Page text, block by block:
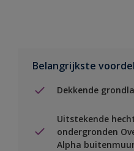
Belangrijkste
Dekkende
Uitstekende
ondergronden
Alpha